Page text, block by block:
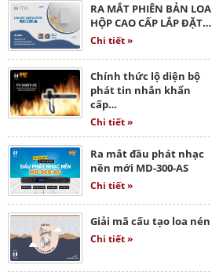
RA MẮT PHIÊN BẢN LOA
HỘP CAO CẤP LẮP ĐẶT…
Chi tiết »
Chính thức lộ diện bộ
phát tin nhắn khẩn
cấp…
Chi tiết »
Ra mắt đầu phát nhạc
nền mới MD-300-AS
Chi tiết »
Giải mã cấu tạo loa nén
Chi tiết »